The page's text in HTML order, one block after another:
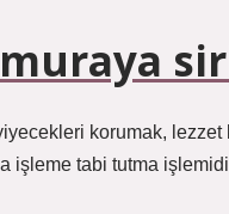
korumak,
işleme tabi tutma